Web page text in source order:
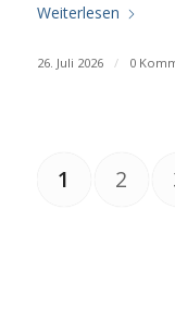
Weiterlesen
26. Juli 2026 / 0
1 2